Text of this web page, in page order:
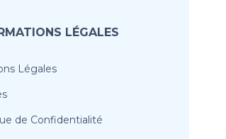
LÉGALES
Légales
de Confidentialité